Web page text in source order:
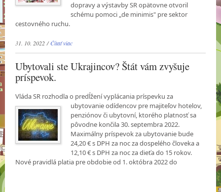
dopravy a výstavby SR opätovne otvoril
schému pomoci „de minimis" pre sektor
cestovného ruchu.
31. 10. 2022 /Čítať viac
Ubytovali ste Ukrajincov? Štát vám zvyšuje
príspevok.
Vláda SR rozhodla o predĺžení vyplácania príspevku za
ubytovanie odídencov pre majiteľov hotelov,
penziónov či ubytovní, ktorého platnosť sa
pôvodne končila 30. septembra 2022.
Maximálny príspevok za ubytovanie bude
24,20 € s DPH za noc za dospelého človeka a
12,10 € s DPH za noc za dieťa do 15 rokov.
Nové pravidlá platia pre obdobie od 1. októbra 2022 do